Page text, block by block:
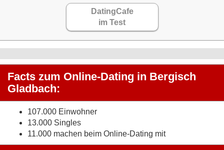
DatingCafe
im Test
Facts zum Online-Dating in Bergisch
Gladbach:
107.000 Einwohner
13.000 Singles
11.000 machen beim Online-Dating mit